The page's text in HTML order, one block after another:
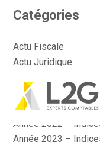
Aller
au
Catégories
Actu Fiscale
Actu Juridique
Actualité
Année 2022 –
Année 2022 –
Année 2023 –